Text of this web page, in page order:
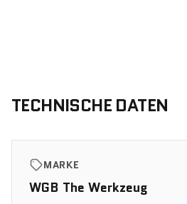
TECHNISCHE DATEN
MARKE
WGB The Werkzeug